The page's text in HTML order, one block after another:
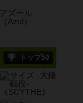
トップ50